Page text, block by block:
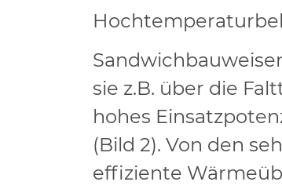
sie z.B. über die
hohes
(Bild 2). Von den
effiziente